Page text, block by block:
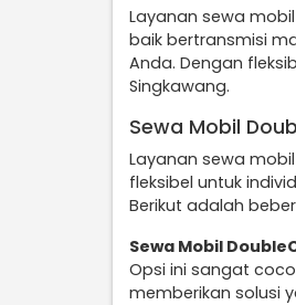
Layanan sewa
baik bertransmisi
Anda. Dengan
Singkawang.
Sewa Mobil
Layanan sewa
fleksibel untuk
Berikut adalah
Sewa Mobil
Opsi ini sangat
memberikan solusi